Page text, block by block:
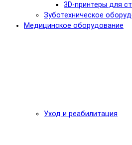
3D-принтеры для
Зуботехническое
Медицинское оборудование
Уход и реабилитация